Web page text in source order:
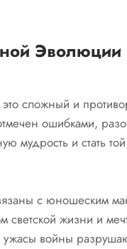
Эволюции
сложный и
ошибками,
мудрость и стать
с юношеским
жизни и
ужасы войны